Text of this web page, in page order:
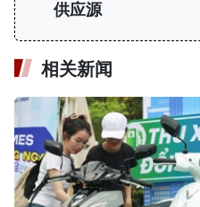
供应源
相关新闻